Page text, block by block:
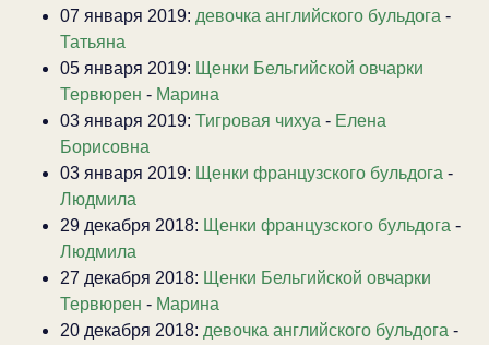
07 января 2019: девочка английского бульдога -
Татьяна
05 января 2019: Щенки Бельгийской овчарки
Тервюрен - Марина
03 января 2019: Тигровая чихуа - Елена
Борисовна
03 января 2019: Щенки французского бульдога -
Людмила
29 декабря 2018: Щенки французского бульдога -
Людмила
27 декабря 2018: Щенки Бельгийской овчарки
Тервюрен - Марина
20 декабря 2018: девочка английского бульдога -